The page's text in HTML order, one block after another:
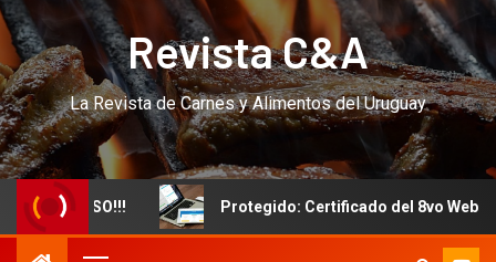
Revista C&A
La Revista de Carnes y Alimentos del Uruguay
CURSO!!! Protegido: Certificado del 8vo Webinar